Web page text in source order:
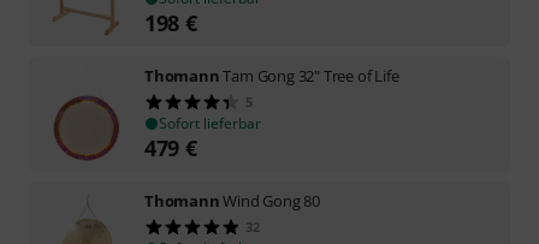
198 €
ThomannTam Gong 32" Tree of Life
5
Sofort lieferbar
479 €
ThomannWind Gong 80
32